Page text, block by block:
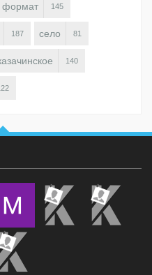
формат 145
187 село 81
140